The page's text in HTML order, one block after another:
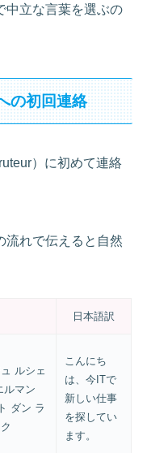
中立な言葉を選ぶの
の初回連絡
）に初めて連絡
流れで伝えると自然
日本語訳
ルシェ
ルマン
ダン ラ
こんにち
は、今ITで
新しい仕事
を探してい
ます。